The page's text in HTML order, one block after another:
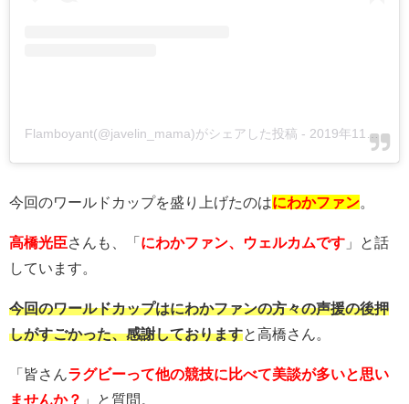
Flamboyant(@javelin_mama)がシェアした投稿 - 2019年11月月22日午後11時03分PST
今回のワールドカップを盛り上げたのはにわかファン
高橋光臣さんも、「 にわかファン、ウェルカムです 」と話
しています。
今回のワールドカップはにわかファンの方々の声援の後押
しがすごかった、感謝しておりますと高橋さん。
「皆さん ラグビーって他の競技に比べて美談が多いと思い
ませんか？ 」と質問。